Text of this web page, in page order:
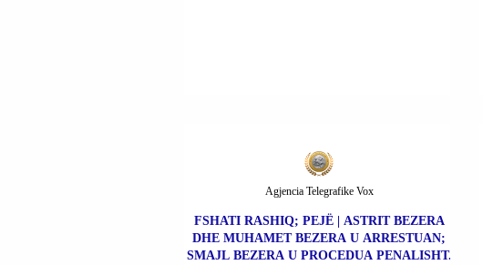
FSHATI RASHIQ; PEJË | ASTRIT BEZERA
DHE MUHAMET BEZERA U ARRESTUAN;
SMAJL BEZERA U PROCEDUA PENALISHT.
Agjencia Telegrafike Vox